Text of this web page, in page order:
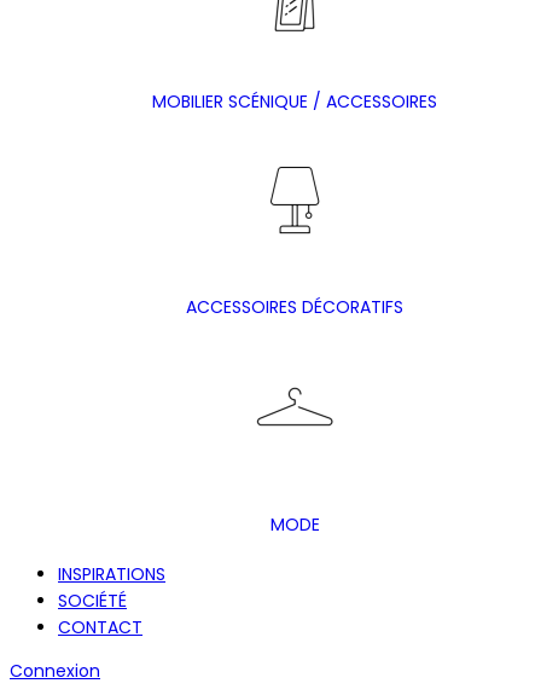
MOBILIER SCÉNIQUE / ACCESSOIRES
ACCESSOIRES DÉCORATIFS
MODE
INSPIRATIONS
SOCIÉTÉ
CONTACT
Connexion